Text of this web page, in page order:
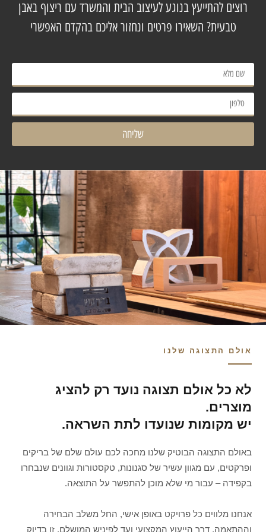
רוצים להתייעץ בנוגע לעיצוב הבית והמשרד עם ריצוף באבן
טבעית? השאירו פרטים ונחזור אליכם בהקדם האפשרי
שליחה
אולם התצוגה שלנו
לא כל אולם תצוגה נועד רק להציג
מוצרים.
יש מקומות שנועדו לתת השראה.
באולם התצוגה הבוטיק שלנו מחכה לכם עולם שלם של בריקים
ופרקטים, עם מגוון עשיר של סגנונות, טקסטורות וגוונים שנבחרו
בקפידה – עבור מי שלא מוכן להתפשר על התוצאה.
אנחנו מלווים כל פרויקט באופן אישי, החל משלב הבחירה
וההתאמה, דרך הייעוץ המקצועי ועד לפיניש המושלם. זו בדיוק